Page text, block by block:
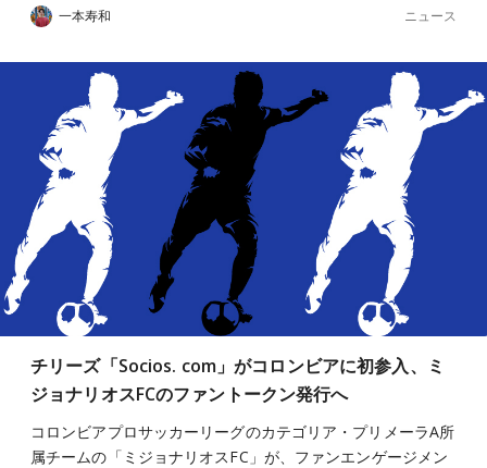
一本寿和 ニュース
チリーズ「Socios. com」がコロンビアに初参入、ミ
ジョナリオスFCのファントークン発行へ
コロンビアプロサッカーリーグのカテゴリア・プリメーラA所
属チームの「ミジョナリオスFC」が、ファンエンゲージメン